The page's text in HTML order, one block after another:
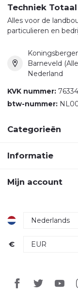
Techniek Totaal
Alles voor de
particulieren en
Barneveld
Nederland
KVK nummer:
btw-nummer:
Categorieën
Informatie
Mijn account
€